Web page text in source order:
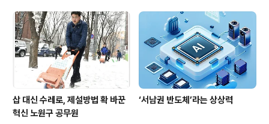
삽 대신 수레로, 제설방법 확 바꾼
혁신 노원구 공무원
‘서남권 반도체’라는 상상력